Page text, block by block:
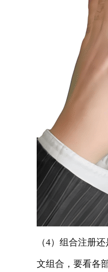
（4）组合注册
文组合，要看各